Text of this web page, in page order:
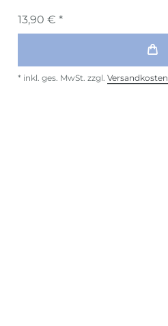
13,90 € *
* inkl. ges. MwSt. zzgl. Versandkosten